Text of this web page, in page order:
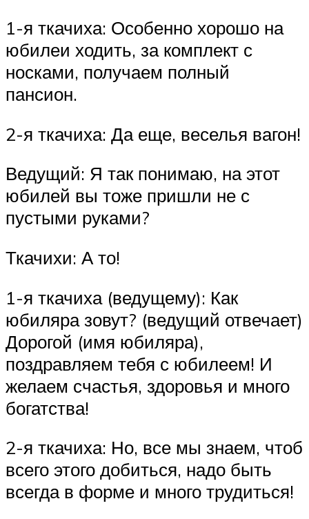
1-я ткачиха: Особенно хорошо на
юбилеи ходить, за комплект с
носками, получаем полный
пансион.
2-я ткачиха: Да еще, веселья вагон!
Ведущий: Я так понимаю, на этот
юбилей вы тоже пришли не с
пустыми руками?
Ткачихи: А то!
1-я ткачиха (ведущему): Как
юбиляра зовут? (ведущий отвечает)
Дорогой (имя юбиляра),
поздравляем тебя с юбилеем! И
желаем счастья, здоровья и много
богатства!
2-я ткачиха: Но, все мы знаем, чтоб
всего этого добиться, надо быть
всегда в форме и много трудиться!